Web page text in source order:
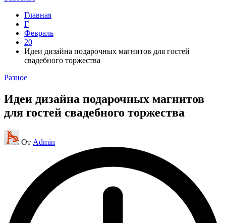
Главная
Г
Февраль
20
Идеи дизайна подарочных магнитов для гостей
свадебного торжества
Опубликовано
Разное
Идеи дизайна подарочных магнитов
для гостей свадебного торжества
Запись
от
От Admin